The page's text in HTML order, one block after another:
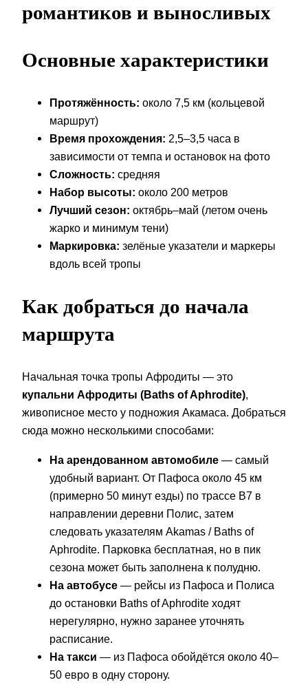
романтиков и выносливых
Основные характеристики
Протяжённость: около 7,5 км (кольцевой
маршрут)
Время прохождения: 2,5–3,5 часа в
зависимости от темпа и остановок на фото
Сложность: средняя
Набор высоты: около 200 метров
Лучший сезон: октябрь–май (летом очень
жарко и минимум тени)
Маркировка: зелёные указатели и маркеры
вдоль всей тропы
Как добраться до начала
маршрута
Начальная точка тропы Афродиты — это
купальни Афродиты (Baths of Aphrodite),
живописное место у подножия Акамаса. Добраться
сюда можно несколькими способами:
На арендованном автомобиле — самый
удобный вариант. От Пафоса около 45 км
(примерно 50 минут езды) по трассе B7 в
направлении деревни Полис, затем
следовать указателям Akamas / Baths of
Aphrodite. Парковка бесплатная, но в пик
сезона может быть заполнена к полудню.
На автобусе — рейсы из Пафоса и Полиса
до остановки Baths of Aphrodite ходят
нерегулярно, нужно заранее уточнять
расписание.
На такси — из Пафоса обойдётся около 40–
50 евро в одну сторону.